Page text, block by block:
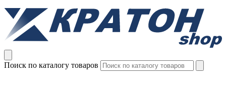
Поиск по каталогу товаров